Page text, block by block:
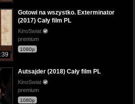
Gotowi na wszystko. Exterminator
(2017) Cały film PL
KinoSwiat
premium
1080p
Autsajder (2018) Cały film PL
KinoSwiat
premium
1080p